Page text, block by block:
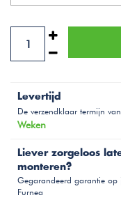
Levertijd
De verzendklaar termijn
Weken
Liever zorgeloos
monteren?
Gegarandeerd garantie op
Furnea